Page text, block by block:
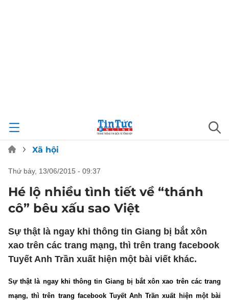
Xã hội
thứ bảy, 13/06/2015 - 09:37
Hé lộ nhiều tình tiết về “thánh
cô” bêu xấu sao Việt
Sự thật là ngay khi thông tin Giang bị bắt xôn
xao trên các trang mạng, thì trên trang facebook
Tuyết Anh Trần xuất hiện một bài viết khác.
Sự thật là ngay khi thông tin Giang bị bắt xôn xao trên các trang
mạng, thì trên trang facebook Tuyết Anh Trần xuất hiện một bài